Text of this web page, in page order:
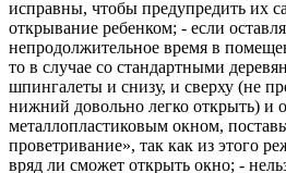
исправны, чтобы предупредить их
открывание ребенком; - если
непродолжительное время в
то в случае со стандартными
шпингалеты и снизу, и сверху (не
нижний довольно легко открыть) и
металлопластиковым окном,
проветривание», так как из этого
вряд ли сможет открыть окно; -